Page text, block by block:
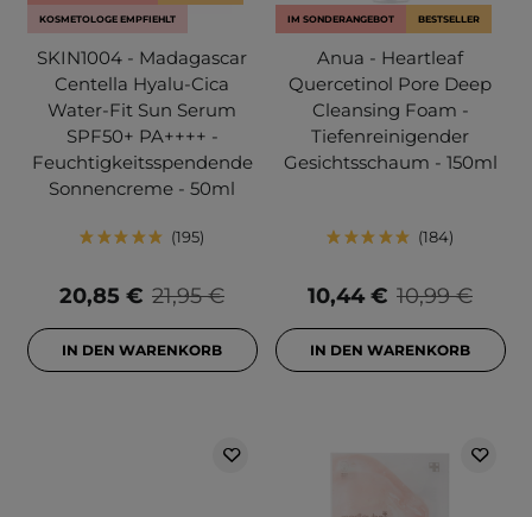
KOSMETOLOGE EMPFIEHLT
SKIN1004 - Madagascar
Centella Hyalu-Cica
Water-Fit Sun Serum
SPF50+ PA++++ -
Feuchtigkeitsspendende
Sonnencreme - 50ml
195
21,95 €
20,85 €
IN DEN WARENKORB
IM SONDERANGEBOT BESTSELLER
Anua - Heartleaf
Quercetinol Pore Deep
Cleansing Foam -
Tiefenreinigender
Gesichtsschaum - 150ml
184
10,99 €
10,44 €
IN DEN WARENKORB